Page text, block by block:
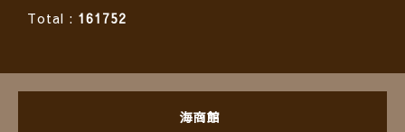
Total : 161752
海商館